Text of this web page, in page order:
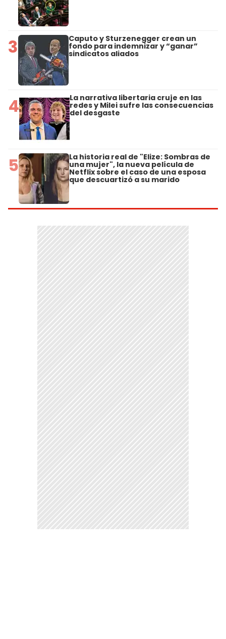
3 Caputo y Sturzenegger crean un
fondo para indemnizar y “ganar”
sindicatos aliados
4 La narrativa libertaria cruje en las
redes y Milei sufre las consecuencias
del desgaste
5 La historia real de "Elize: Sombras de
una mujer", la nueva película de
Netflix sobre el caso de una esposa
que descuartizó a su marido